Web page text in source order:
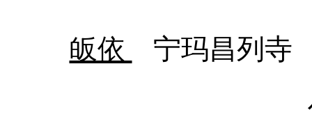
皈依
宁玛昌列寺